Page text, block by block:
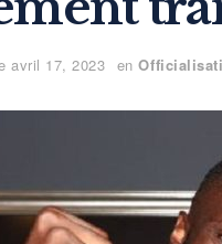
avril 17, 2023 en